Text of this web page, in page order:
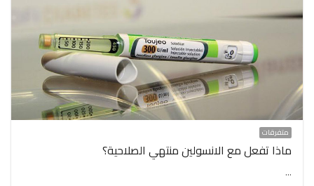
متفرقات
ماذا تفعل مع الانسولين منتهي الصلاحية؟
…